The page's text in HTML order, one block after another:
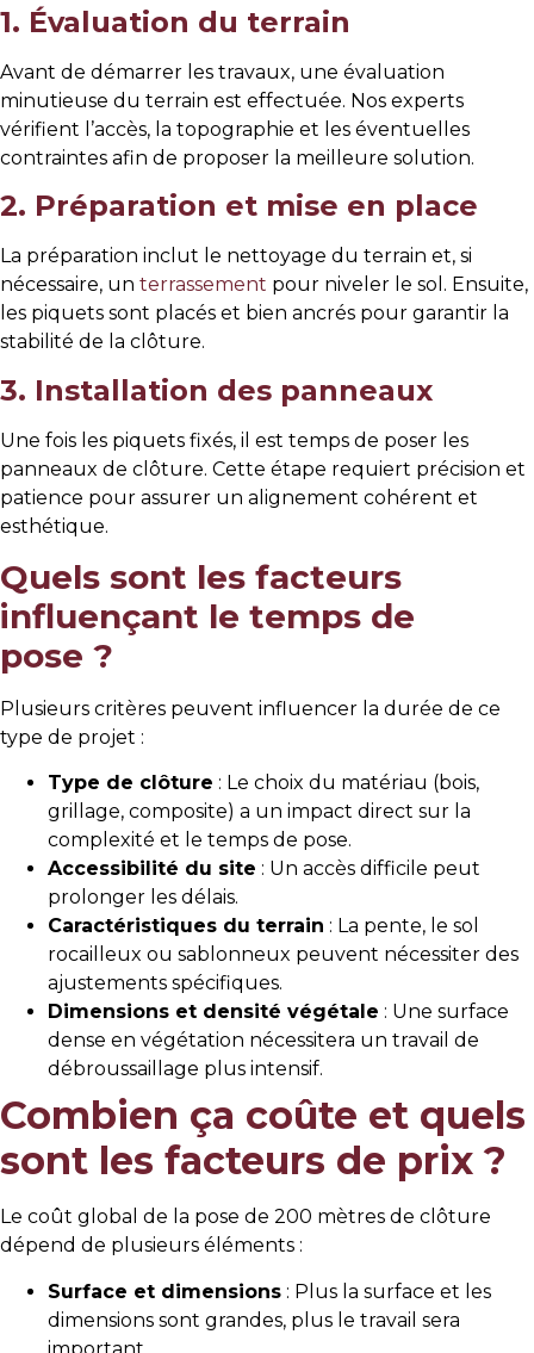
1. Évaluation du terrain
Avant de démarrer les travaux, une évaluation
minutieuse du terrain est effectuée. Nos experts
vérifient l’accès, la topographie et les éventuelles
contraintes afin de proposer la meilleure solution.
2. Préparation et mise en place
La préparation inclut le nettoyage du terrain et, si
nécessaire, un terrassement pour niveler le sol. Ensuite,
les piquets sont placés et bien ancrés pour garantir la
stabilité de la clôture.
3. Installation des panneaux
Une fois les piquets fixés, il est temps de poser les
panneaux de clôture. Cette étape requiert précision et
patience pour assurer un alignement cohérent et
esthétique.
Quels sont les facteurs
influençant le temps de
pose ?
Plusieurs critères peuvent influencer la durée de ce
type de projet :
Type de clôture : Le choix du matériau (bois,
grillage, composite) a un impact direct sur la
complexité et le temps de pose.
Accessibilité du site : Un accès difficile peut
prolonger les délais.
Caractéristiques du terrain : La pente, le sol
rocailleux ou sablonneux peuvent nécessiter des
ajustements spécifiques.
Dimensions et densité végétale : Une surface
dense en végétation nécessitera un travail de
débroussaillage plus intensif.
Combien ça coûte et quels
sont les facteurs de prix ?
Le coût global de la pose de 200 mètres de clôture
dépend de plusieurs éléments :
Surface et dimensions : Plus la surface et les
dimensions sont grandes, plus le travail sera